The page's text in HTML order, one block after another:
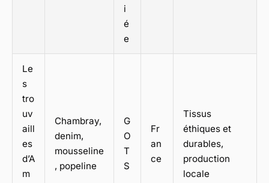
i
é
e
Le
s
tro
uv
aill
es
d’A
m
Chambray,
denim,
mousseline
, popeline
G
O
T
S
Fr
an
ce
Tissus
éthiques et
durables,
production
locale